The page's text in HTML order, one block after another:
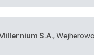
S.A.,